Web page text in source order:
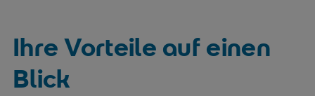
Ihre Vorteile auf einen
Blick